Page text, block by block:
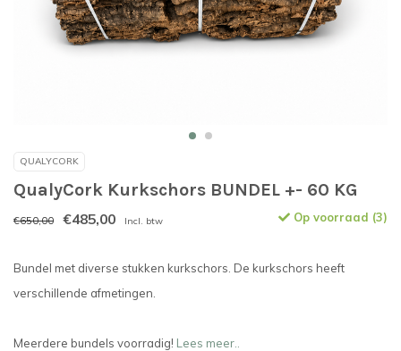
QUALYCORK
QualyCork Kurkschors BUNDEL +- 60 KG
€650,00 €485,00 Incl. btw Op voorraad (3)
Bundel met diverse stukken kurkschors. De kurkschors heeft
verschillende afmetingen.
Meerdere bundels voorradig! Lees meer..